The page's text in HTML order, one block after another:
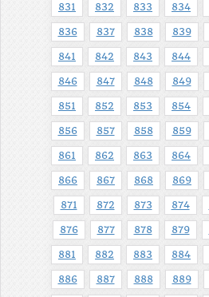
831 832 833 834
836 837 838 839
841 842 843 844
846 847 848 849
851 852 853 854
856 857 858 859
861 862 863 864
866 867 868 869
871 872 873 874
876 877 878 879
881 882 883 884
886 887 888 889